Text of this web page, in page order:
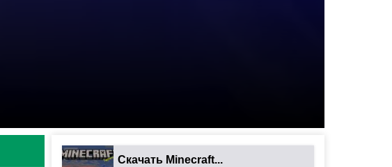
Скачать Minecraft...